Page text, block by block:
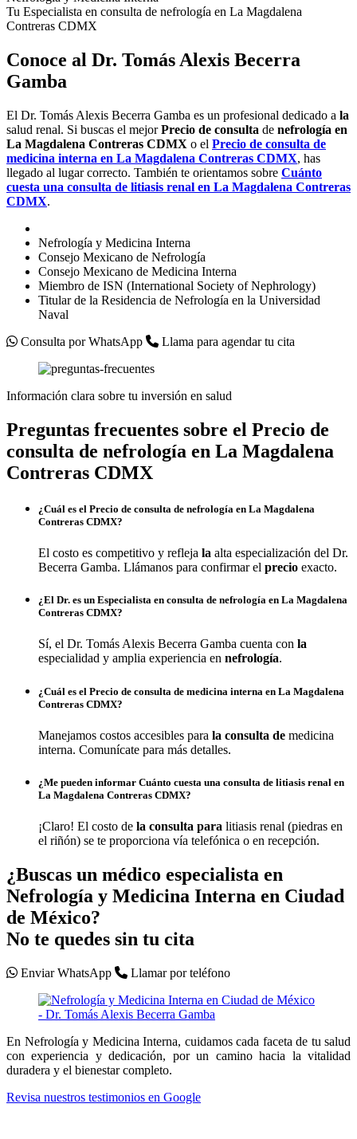
Tu Especialista en consulta de nefrología en La Magdalena
Contreras CDMX
Conoce al Dr. Tomás Alexis Becerra
Gamba
El Dr. Tomás Alexis Becerra Gamba es un profesional dedicado a la
salud renal. Si buscas el mejorPrecio de consulta de nefrología en
La Magdalena Contreras CDMX o el Precio de consulta de
medicina interna en La Magdalena Contreras CDMX, has
llegado al lugar correcto. También te orientamos sobre Cuánto
cuesta una consulta de litiasis renal en La Magdalena Contreras
CDMX.
Nefrología y Medicina Interna
Consejo Mexicano de Nefrología
Consejo Mexicano de Medicina Interna
Miembro de ISN (International Society of Nephrology)
Titular de la Residencia de Nefrología en la Universidad
Naval
Consulta por WhatsApp
Llama para agendar tu cita
Información clara sobre tu inversión en salud
Preguntas frecuentes sobre el Precio de
consulta de nefrología en La Magdalena
Contreras CDMX
¿Cuál es el Precio de consulta de nefrología en La Magdalena
Contreras CDMX?
El costo es competitivo y refleja la alta especialización del Dr.
Becerra Gamba. Llámanos para confirmar el precio exacto.
¿El Dr. es un Especialista en consulta de nefrología en La Magdalena
Contreras CDMX?
Sí, el Dr. Tomás Alexis Becerra Gamba cuenta con la
especialidad y amplia experiencia en nefrología.
¿Cuál es el Precio de consulta de medicina interna en La Magdalena
Contreras CDMX?
Manejamos costos accesibles para la consulta de medicina
interna. Comunícate para más detalles.
¿Me pueden informar Cuánto cuesta una consulta de litiasis renal en
La Magdalena Contreras CDMX?
¡Claro! El costo de la consulta para litiasis renal (piedras en
el riñón) se te proporciona vía telefónica o en recepción.
¿Buscas un médico especialista en
Nefrología y Medicina Interna en Ciudad
de México?
No te quedes sin tu cita
Enviar WhatsApp Llamar por teléfono
En Nefrología y Medicina Interna, cuidamos cada faceta de tu salud
con experiencia y dedicación, por un camino hacia la vitalidad
duradera y el bienestar completo.
Revisa nuestros testimonios en Google